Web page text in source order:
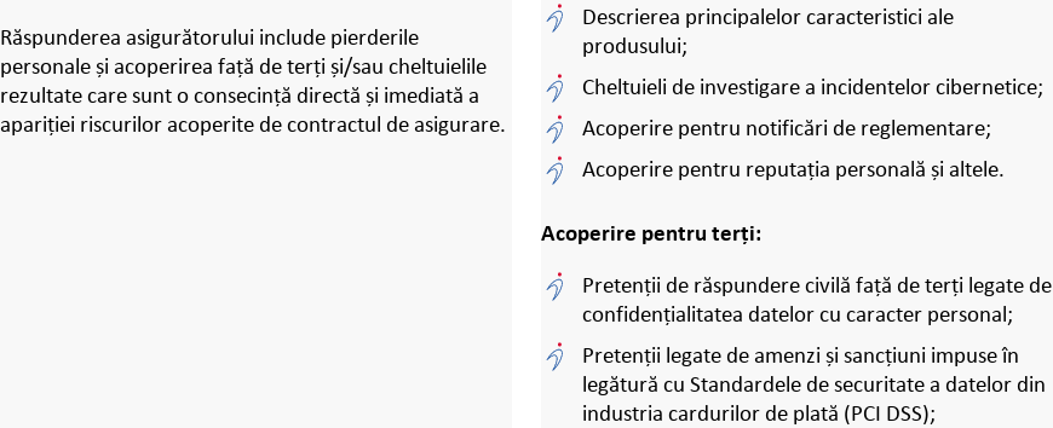
Răspunderea asigurătorului include pierderile
personale și acoperirea față de terți și/sau cheltuielile
rezultate care sunt o consecință directă și imediată a
apariției riscurilor acoperite de contractul de asigurare.
Descrierea principalelor caracteristici ale
produsului;
Cheltuieli de investigare a incidentelor cibernetice;
Acoperire pentru notificări de reglementare;
Acoperire pentru reputația personală și altele.
Acoperire pentru terți:
Pretenții de răspundere civilă față de terți legate de
confidențialitatea datelor cu caracter personal;
Pretenții legate de amenzi și sancțiuni impuse în
legătură cu Standardele de securitate a datelor din
industria cardurilor de plată (PCI DSS);